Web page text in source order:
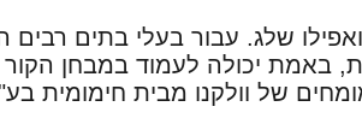
שלג. עבור בעלי בתים רבים
באמת יכולה לעמוד במבחן
של וולקנו מבית חימומית